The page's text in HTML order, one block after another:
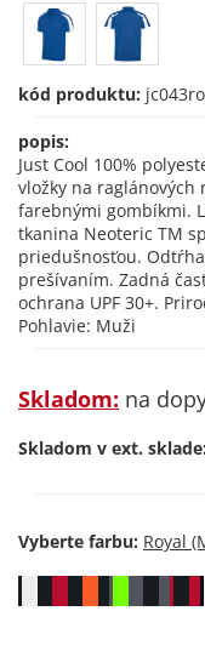
kód produktu:
popis:
Just Cool 100%
vložky na raglánových
farebnými gombíkmi.
tkanina Neoteric TM
priedušnosťou.
prešívaním. Zadná
ochrana UPF 30+.
Pohlavie: Muži
Skladom: na
Skladom v ext. sklade:
Vyberte farbu: